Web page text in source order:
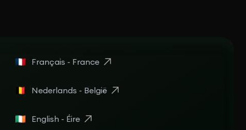
Français - France
Nederlands - België
English - Éire